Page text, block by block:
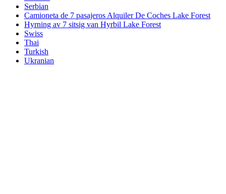
Serbian
Camioneta de 7 pasajeros Alquiler De Coches Lake Forest
Hyrning av 7 sitsig van Hyrbil Lake Forest
Swiss
Thai
Turkish
Ukranian